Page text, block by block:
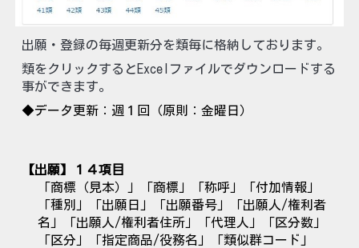
出願・登録の毎週更新分を類毎に格納しております。
類をクリックするとExcelファイルでダウンロードする
事ができます。
◆データ更新：週１回（原則：金曜日）
【出願】 １４項目
「商標（見本）」「商標」「称呼」「付加情報」
「種別」「出願日」「出願番号」「出願人/権利者
名」「出願人/権利者住所」「代理人」「区分数」
「区分」「指定商品/役務名」「類似群コード」